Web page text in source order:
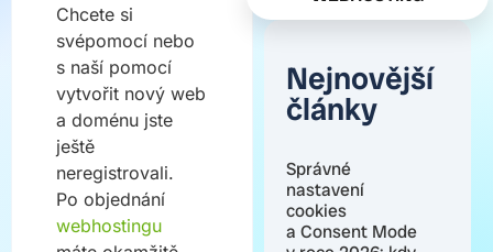
Nejnovější
články
Správné
nastavení
cookies
a Consent Mode
Chcete si
svépomocí nebo
s naší pomocí
vytvořit nový web
a doménu jste
ještě
neregistrovali.
Po objednání
webhostingu